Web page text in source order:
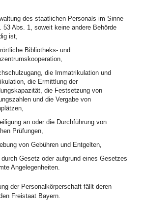
des staatlichen Personals im Sinne
53 Abs. 1, soweit keine andere Behörde
ist,
Bibliotheks- und
die Immatrikulation und
die Ermittlung der
die Festsetzung von
und die Vergabe von
an oder die Durchführung von
Prüfungen,
von Gebühren und Entgelten,
durch Gesetz oder aufgrund eines Gesetzes
Angelegenheiten.
der Personalkörperschaft fällt deren
Freistaat Bayern.